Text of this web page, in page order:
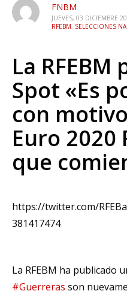
FNBM
JUEVES, 03 DICIEMBRE
RFEBM, SELECCIONES
La
Spot «Es
con
Euro 2020
que
https://twitter.com/
381417474
La RFEBM ha publicado
#Guerreras son